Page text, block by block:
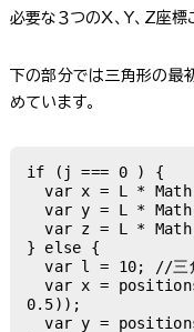
必要な３つのX、Y、Z座標
下の部分では三角形の最
めています。
if (j === 0 ) {
  var x = L * Math.random() - L/2;
  var y = L * Math.random() - L/2;
  var z = L * Math.random() - L/2;
} else {
  var l = 10; //三角形のサイズ
  var x = positions[i] + (l * (Math.random() -
0.5));
  var y = positions[i+1] + (l * (Math.random() -